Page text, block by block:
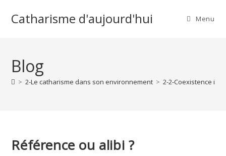
Catharisme d'aujourd'hui Menu
Blog
> 2-Le catharisme dans son environnement > 2-2-Coexistence
Référence ou alibi ?